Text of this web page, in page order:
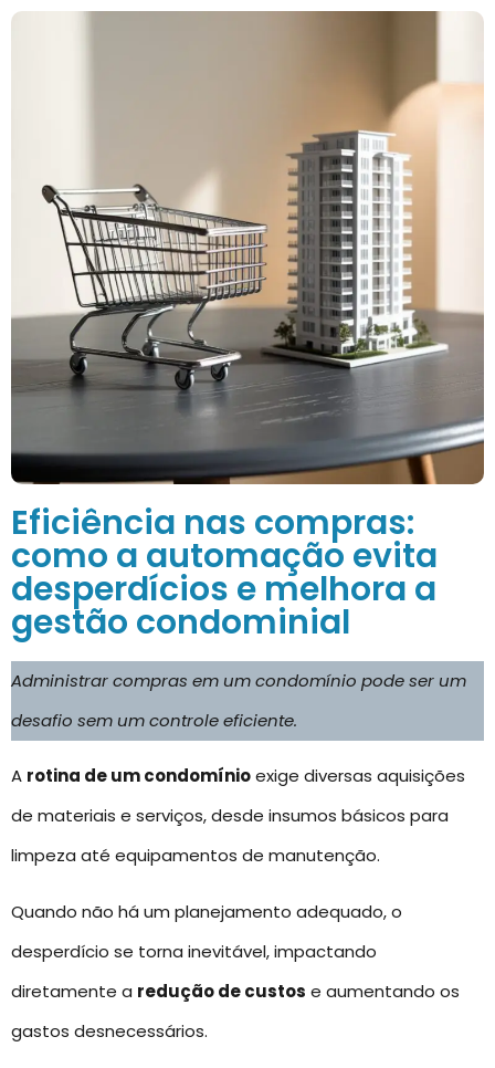
Eficiência nas compras:
como a automação evita
desperdícios e melhora a
gestão condominial
Administrar compras em um condomínio pode ser um
desafio sem um controle eficiente.
A rotina de um condomínioexige diversas aquisições
de materiais e serviços, desde insumos básicos para
limpeza até equipamentos de manutenção.
Quando não há um planejamento adequado, o
desperdício se torna inevitável, impactando
diretamente a redução de custos e aumentando os
gastos desnecessários.